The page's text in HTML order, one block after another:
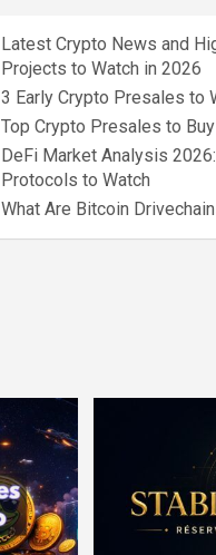
Latest Crypto News and
Projects to Watch in 2026
3 Early Crypto Presales to
Top Crypto Presales to
DeFi Market Analysis
Protocols to Watch
What Are Bitcoin